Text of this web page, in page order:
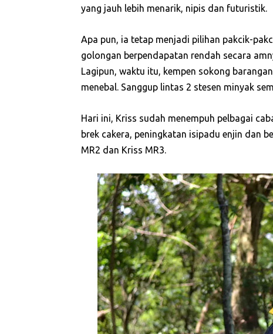
yang jauh lebih menarik, nipis dan futuristik.
Apa pun, ia tetap menjadi pilihan pakcik-
golongan berpendapatan rendah secara
Lagipun, waktu itu, kempen sokong
menebal. Sanggup lintas 2 stesen minyak
Hari ini, Kriss sudah menempuh pelbagai
brek cakera, peningkatan isipadu enjin dan
MR2 dan Kriss MR3.